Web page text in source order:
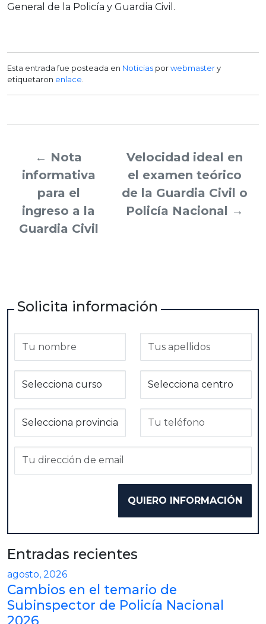
General de la Policía y Guardia Civil.
Esta entrada fue posteada en Noticias porwebmastery
etiquetaron enlace
← Nota
informativa
para el
ingreso a la
Guardia Civil
Velocidad ideal en
el examen teórico
de la Guardia Civil o
Policía Nacional →
Solicita información
Entradas recientes
agosto, 2026
Cambios en el temario de
Subinspector de Policía Nacional
2026